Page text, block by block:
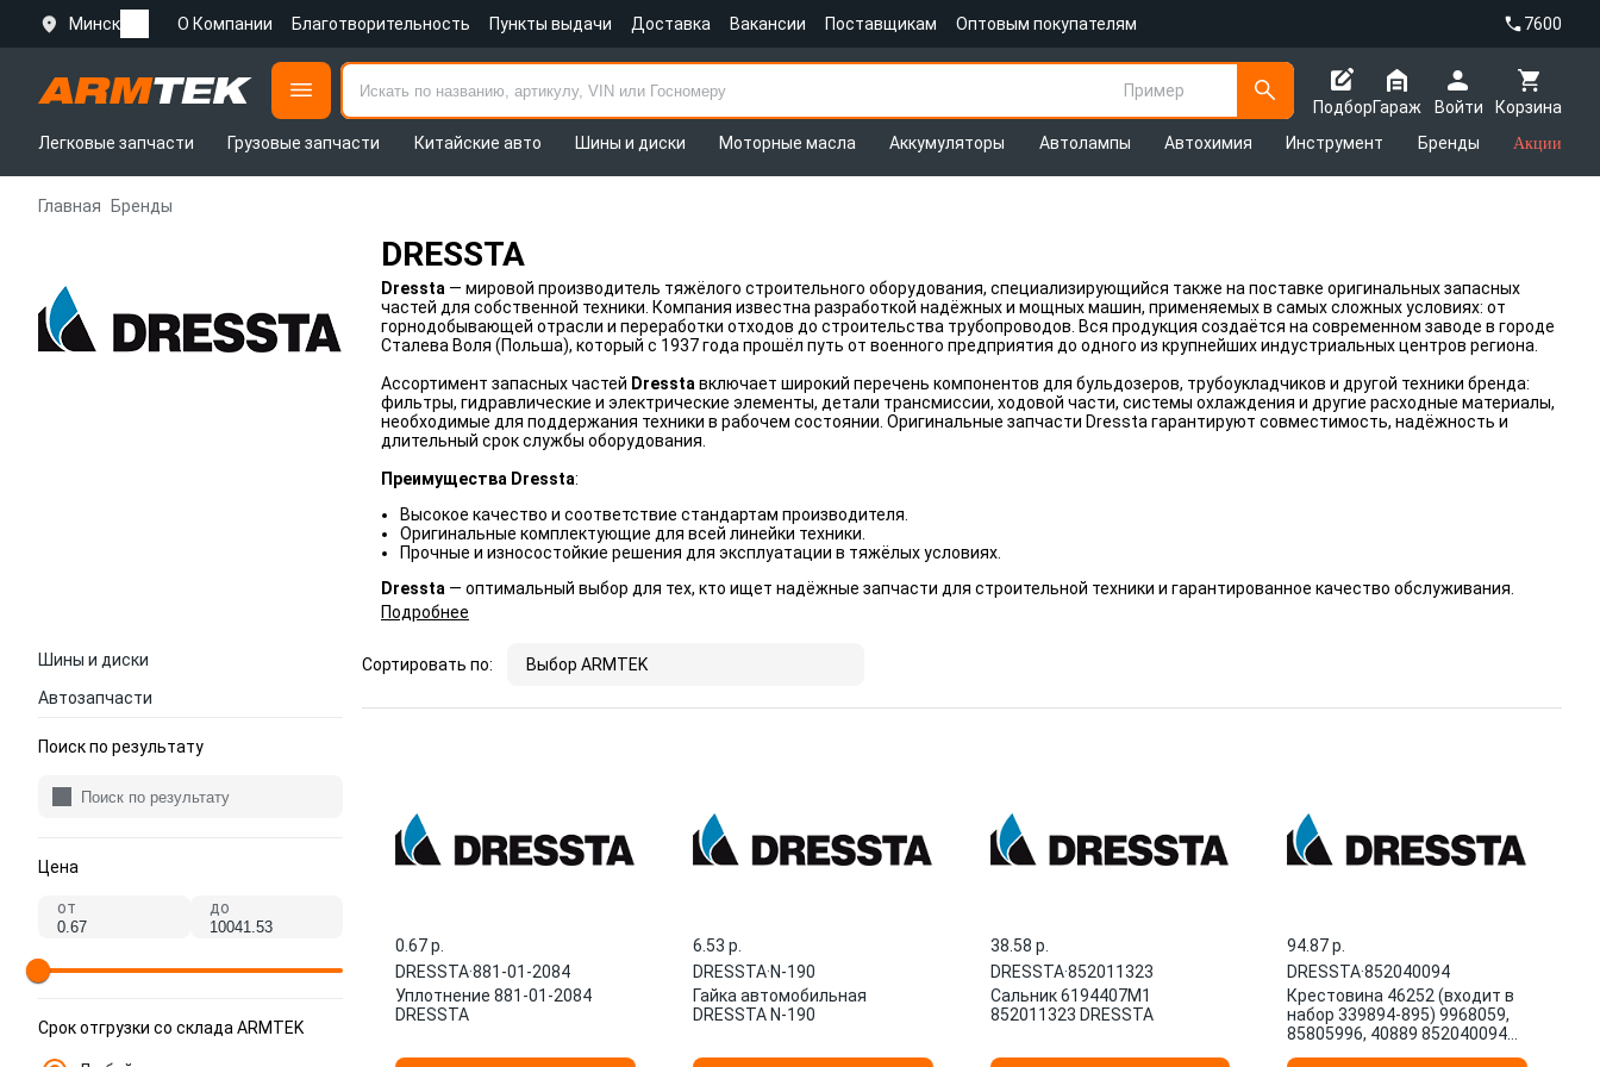
Минск О Компании Благотворительность Пункты выдачи Доставка Вакансии Поставщикам Оптовым покупателям 7600
Пример
Подбор
Корзина
Гараж
Войти
Легковые запчасти
Грузовые запчасти Китайские авто Шины и диски Моторные масла Аккумуляторы Автолампы Автохимия Инструмент Бренды Акции
Главная Бренды
DRESSTA
Dressta — мировой производитель тяжёлого строительного оборудования, специализирующийся также на поставке оригинальных запасных
частей для собственной техники. Компания известна разработкой надёжных и мощных машин, применяемых в самых сложных условиях: от
горнодобывающей отрасли и переработки отходов до строительства трубопроводов. Вся продукция создаётся на современном заводе в городе
Сталева Воля (Польша), который с 1937 года прошёл путь от военного предприятия до одного из крупнейших индустриальных центров региона.
Ассортимент запасных частей Dressta включает широкий перечень компонентов для бульдозеров, трубоукладчиков и другой техники бренда:
фильтры, гидравлические и электрические элементы, детали трансмиссии, ходовой части, системы охлаждения и другие расходные материалы,
необходимые для поддержания техники в рабочем состоянии. Оригинальные запчасти Dressta гарантируют совместимость, надёжность и
длительный срок службы оборудования.
Преимущества Dressta:
Высокое качество и соответствие стандартам производителя.
Оригинальные комплектующие для всей линейки техники.
Прочные и износостойкие решения для эксплуатации в тяжёлых условиях.
Dressta — оптимальный выбор для тех, кто ищет надёжные запчасти для строительной техники и гарантированное качество обслуживания.
Подробнее
Шины и диски
Автозапчасти
Поиск по результату
Цена
от до
Срок отгрузки со склада ARMTEK
Сортировать по: Выбор ARMTEK
0.67 p.
DRESSTA·881-01-2084
Уплотнение 881-01-2084
DRESSTA
6.53 p.
DRESSTA·N-190
Гайка автомобильная
DRESSTA N-190
38.58 p.
DRESSTA·852011323
Сальник 6194407M1
852011323 DRESSTA
94.87 p.
DRESSTA·852040094
Крестовина 46252 (входит в
набор 339894-895) 9968059,
85805996, 40889 852040094